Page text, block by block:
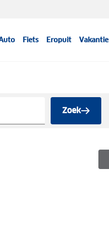
Fiets Eropuit Vakantie
Zoek